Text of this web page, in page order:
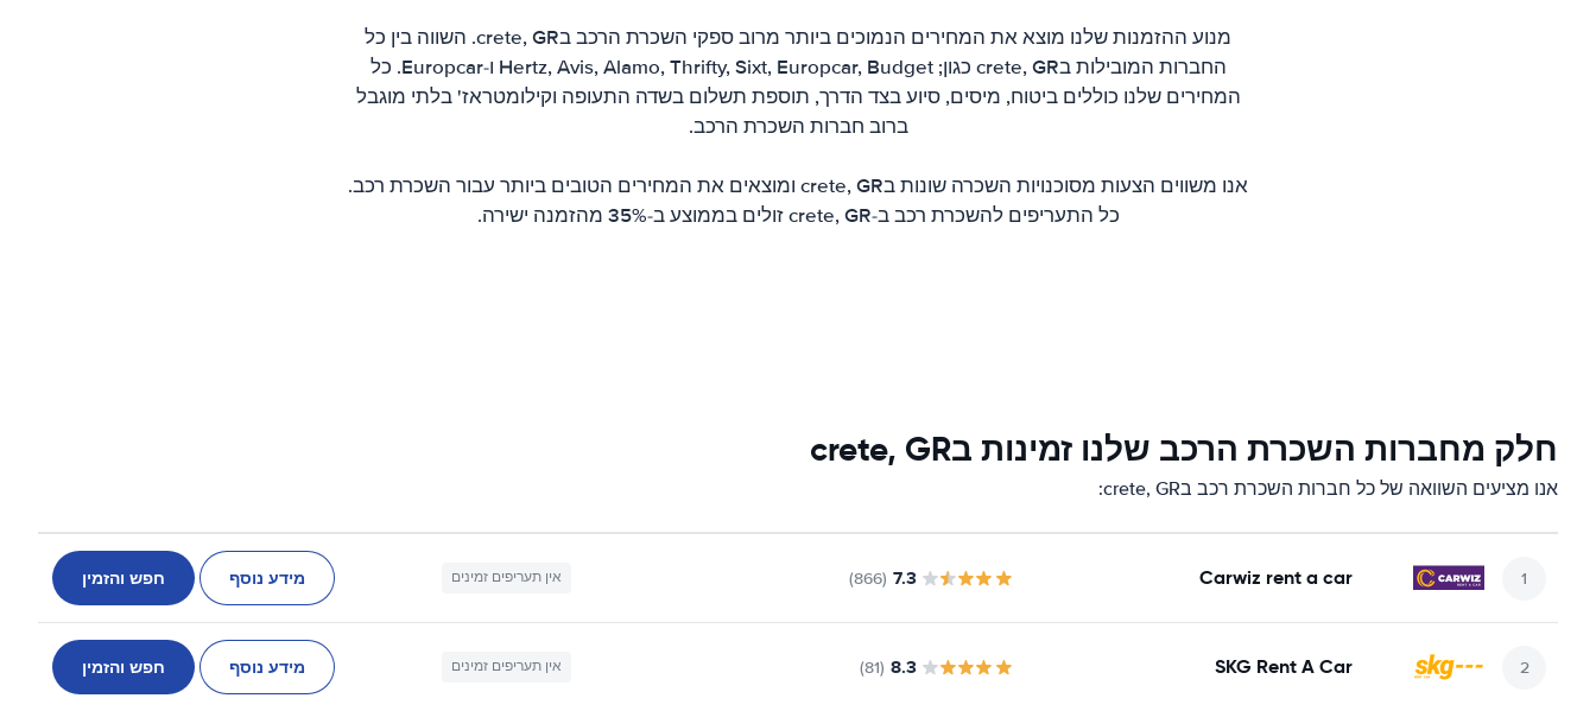
מנוע ההזמנות שלנו מוצא את המחירים הנמוכים ביותר מרוב ספקי השכרת הרכב בcrete, GR. השווה בין כל
החברות המובילות בcrete, GR כגון; Hertz, Avis, Alamo, Thrifty, Sixt, Europcar, Budget ו-Europcar. כל
המחירים שלנו כוללים ביטוח, מיסים, סיוע בצד הדרך, תוספת תשלום בשדה התעופה וקילומטראז' בלתי מוגבל
ברוב חברות השכרת הרכב.
אנו משווים הצעות מסוכנויות השכרה שונות בcrete, GR ומוצאים את המחירים הטובים ביותר עבור השכרת רכב.
כל התעריפים להשכרת רכב ב-crete, GR זולים בממוצע ב-35% מהזמנה ישירה.
חלק מחברות השכרת הרכב שלנו זמינות בcrete, GR
אנו מציעים השוואה של כל חברות השכרת רכב בcrete, GR:
Carwiz rent a car
7.3
(866) אין תעריפים זמינים מידע נוסף חפש והזמין
SKG Rent A Car
8.3
(81) אין תעריפים זמינים מידע נוסף חפש והזמין